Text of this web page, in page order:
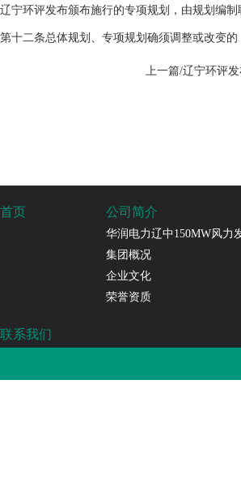
辽宁环评发布颁布施行的专项规划，由规划编
第十二条总体规划、专项规划确须调整或改变
上一篇/辽宁环评
首页 公司简介
华润电力辽中150MW风力
集团概况
企业文化
荣誉资质
联系我们
免费热线：4000-787-252